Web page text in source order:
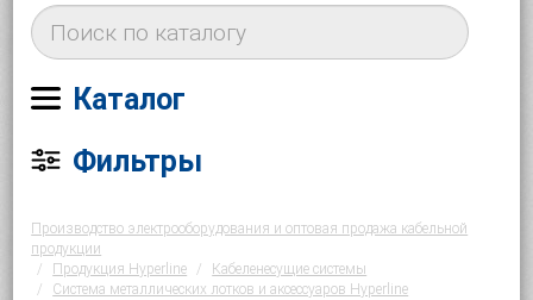
Каталог
Фильтры
Производство электрооборудования и оптовая продажа кабельной
продукции
Продукция Hyperline
Кабеленесущие системы
Система металлических лотков и аксессуаров Hyperline